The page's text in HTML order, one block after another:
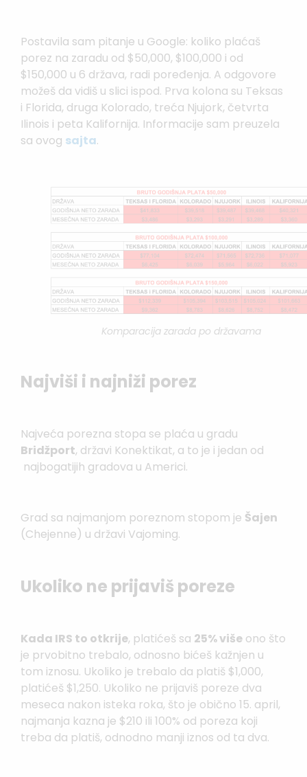
Postavila sam pitanje u Google: koliko plaćaš
porez na zaradu od $50,000, $100,000 i od
$150,000 u 6 država, radi poređenja. A odgovore
možeš da vidiš u slici ispod. Prva kolona su Teksas
i Florida, druga Kolorado, treća Njujork, četvrta
Ilinois i peta Kalifornija. Informacije sam preuzela
sa ovog sajta.
Komparacija zarada po državama
Najviši i najniži porez
Najveća porezna stopa se plaća u gradu
Bridžport, državi Konektikat, a to je i jedan od
najbogatijih gradova u Americi.
Grad sa najmanjom poreznom stopom je Šajen
(Chejenne) u državi Vajoming.
Ukoliko ne prijaviš poreze
Kada IRS to otkrije, platićeš sa 25% više ono što
je prvobitno trebalo, odnosno bićeš kažnjen u
tom iznosu. Ukoliko je trebalo da platiš $1,000,
platićeš $1,250. Ukoliko ne prijaviš poreze dva
meseca nakon isteka roka, što je obično 15. april,
najmanja kazna je $210 ili 100% od poreza koji
treba da platiš, odnodno manji iznos od ta dva.